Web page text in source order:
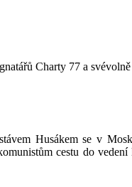
Charty 77 a
Husákem se v
cestu do